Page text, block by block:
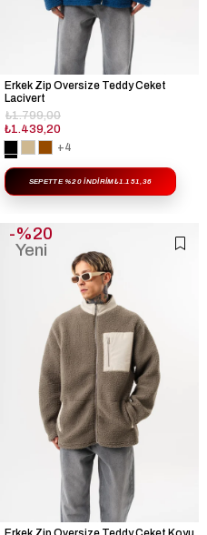
Erkek Zip Oversize Teddy Ceket
Lacivert
₺1.439,20
₺1.799,00
+4
SEPETTE %20 İNDIRIM₺1.151,36
%20
Yeni